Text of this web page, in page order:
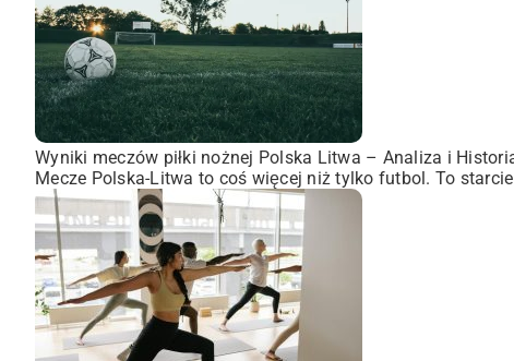
Wyniki meczów piłki nożnej Polska Litwa – Analiza i
Mecze Polska-Litwa to coś więcej niż tylko futbol. To